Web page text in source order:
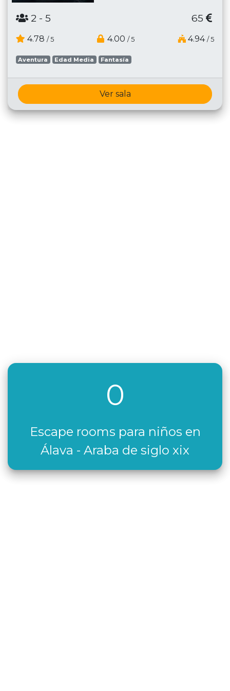
2 - 5 65
4.78 / 5 4.00 / 5 4.94 / 5
Aventura Edad Media Fantasía
Ver sala
0
Escape rooms para niños en
Álava - Araba de siglo xix